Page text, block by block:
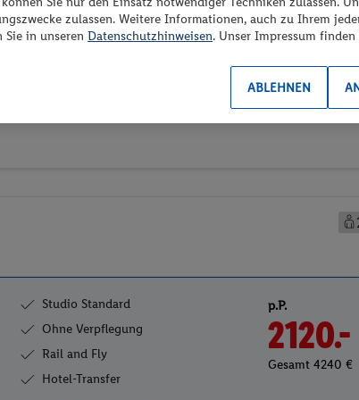
Studio Standard
Ohne Verpflegung
Rail and Fly
Hotel-Transfer
p.P.
2120.-
Gesamt 4240 €
zulassen. Weitere Informationen, auch zu Ihrem
in unseren Datenschutzhinweisen. Unser Impressum finden
ABLEHNEN